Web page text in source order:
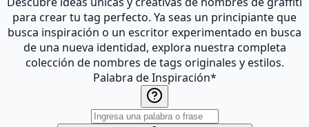
para crear tu tag perfecto. Ya seas un principiante que
busca inspiración o un escritor experimentado en busca
de una nueva identidad, explora nuestra completa
colección de nombres de tags originales y estilos.
Palabra de Inspiración*